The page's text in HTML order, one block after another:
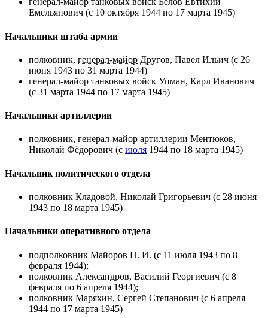
Емельянович (с 10 октября 1944 по 17 марта 1945)
Начальники штаба армии
полковник, генерал-майор Другов, Павел Ильич (с 26
июня 1943 по 31 марта 1944)
генерал-майор танковых войск Упман, Карл Иванович
(с 31 марта 1944 по 17 марта 1945)
Начальники артиллерии
полковник, генерал-майор артиллерии Ментюков,
Николай Фёдорович (с июля 1944 по 18 марта 1945)
Начальник политического отдела
полковник Кладовой, Николай Григорьевич (с 28 июня
1943 по 18 марта 1945)
Начальники оперативного отдела
подполковник Майоров Н. И. (с 11 июля 1943 по 8
февраля 1944);
полковник Александров, Василий Георгиевич (с 8
февраля по 6 апреля 1944);
полковник Маряхин, Сергей Степанович (с 6 апреля
1944 по 17 марта 1945)